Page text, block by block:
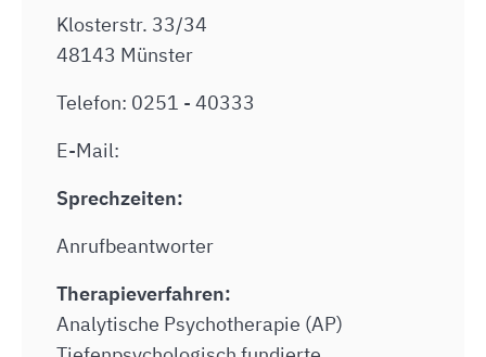
Klosterstr. 33/34
48143 Münster
Telefon: 0251 - 40333
E-Mail:
Sprechzeiten:
Anrufbeantworter
Therapieverfahren:
Analytische Psychotherapie (AP)